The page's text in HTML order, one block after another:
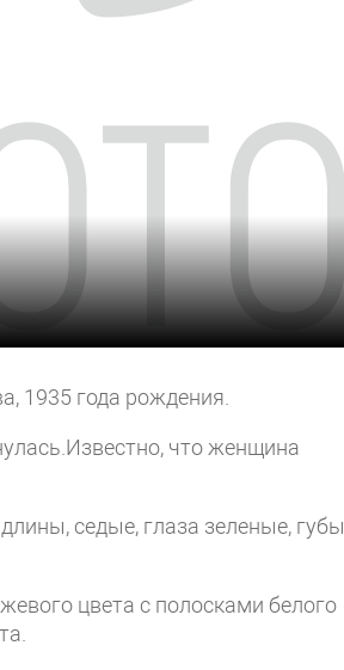
1935 года рождения.
что женщина
седые, глаза зеленые, губы
цвета с полосками белого